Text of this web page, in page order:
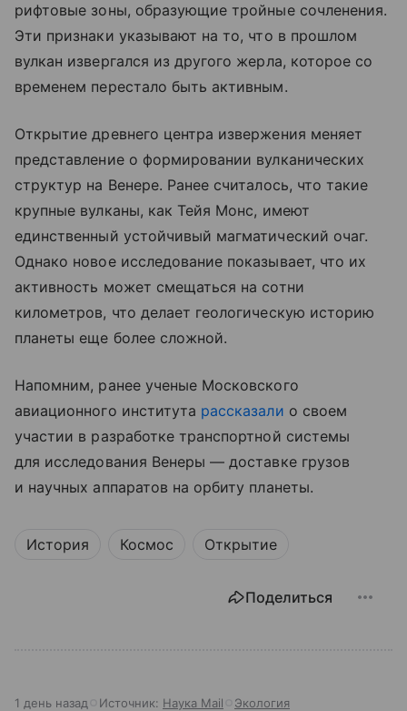
рифтовые зоны, образующие тройные сочленения.
Эти признаки указывают на то, что в прошлом
вулкан извергался из другого жерла, которое со
временем перестало быть активным.
Открытие древнего центра извержения меняет
представление о формировании вулканических
структур на Венере. Ранее считалось, что такие
крупные вулканы, как Тейя Монс, имеют
единственный устойчивый магматический очаг.
Однако новое исследование показывает, что их
активность может смещаться на сотни
километров, что делает геологическую историю
планеты еще более сложной.
Напомним, ранее ученые Московского
авиационного института рассказали о своем
участии в разработке транспортной системы
для исследования Венеры — доставке грузов
и научных аппаратов на орбиту планеты.
История Космос Открытие
Поделиться
1 день назад Источник: Наука Mail Экология